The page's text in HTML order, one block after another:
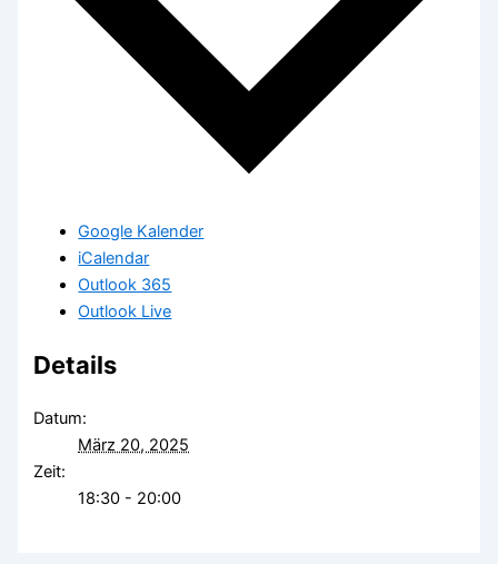
Google Kalender
iCalendar
Outlook 365
Outlook Live
Details
Datum:
März 20, 2025
Zeit:
18:30 - 20:00